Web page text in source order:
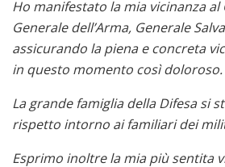
Ho manifestato la mia vicinanza al
Generale dell’Arma, Generale
assicurando la piena e concreta
in questo momento così doloroso.
La grande famiglia della Difesa si
rispetto intorno ai familiari dei
Esprimo inoltre la mia più sentita